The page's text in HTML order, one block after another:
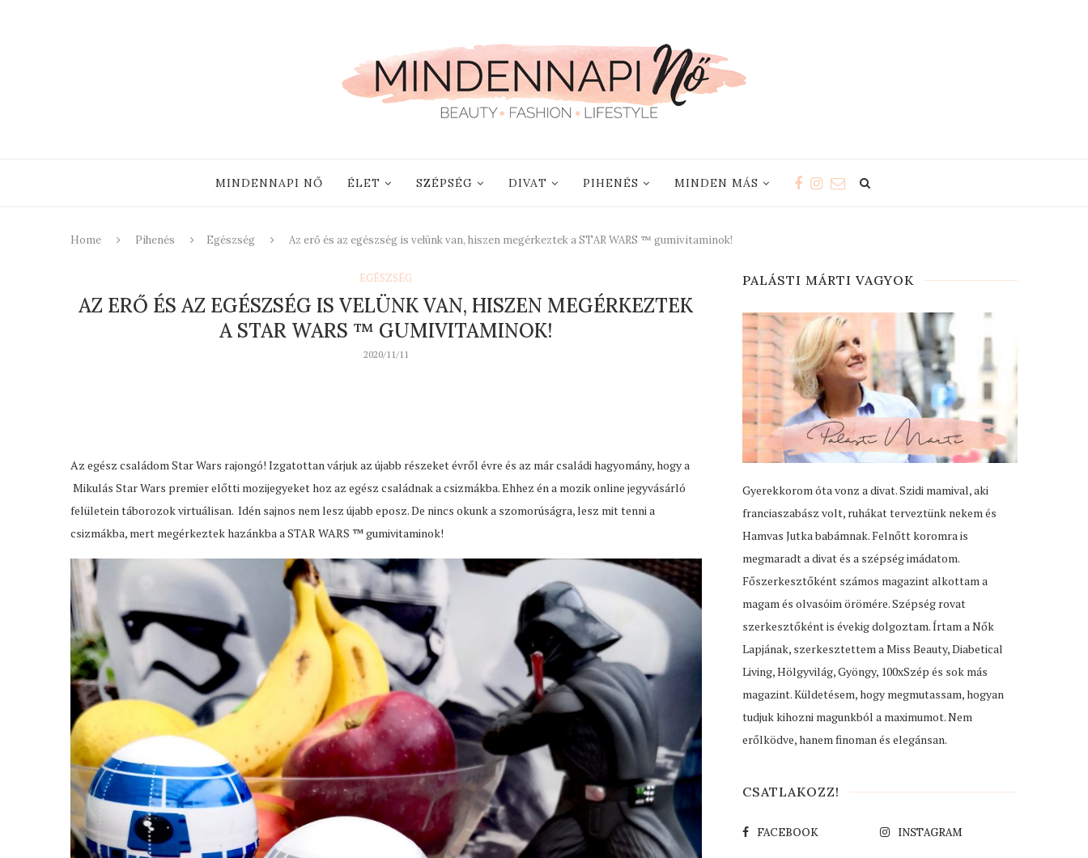
MINDENNAPI NŐ ÉLET SZÉPSÉG DIVAT PIHENÉS MINDEN MÁS
Home Pihenés Egészség Az erő és az egészség is velünk van, hiszen megérkeztek a STAR WARS ™ gumivitaminok!
EGÉSZSÉG
AZ ERŐ ÉS AZ EGÉSZSÉG IS VELÜNK VAN, HISZEN MEGÉRKEZTEK
A STAR WARS ™ GUMIVITAMINOK!
2020/11/11
Az egész családom Star Wars rajongó! Izgatottan várjuk az újabb részeket évről évre és az már családi hagyomány, hogy a
Mikulás Star Wars premier előtti mozijegyeket hoz az egész családnak a csizmákba. Ehhez én a mozik online jegyvásárló
felületein táborozok virtuálisan. Idén sajnos nem lesz újabb eposz. De nincs okunk a szomorúságra, lesz mit tenni a
csizmákba, mert megérkeztek hazánkba a STAR WARS ™ gumivitaminok!
PALÁSTI MÁRTI VAGYOK
Gyerekkorom óta vonz a divat. Szidi mamival, aki
franciaszabász volt, ruhákat terveztünk nekem és
Hamvas Jutka babámnak. Felnőtt koromra is
megmaradt a divat és a szépség imádatom.
Főszerkesztőként számos magazint alkottam a
magam és olvasóim örömére. Szépség rovat
szerkesztőként is évekig dolgoztam. Írtam a Nők
Lapjának, szerkesztettem a Miss Beauty, Diabetical
Living, Hölgyvilág, Gyöngy, 100xSzép és sok más
magazint. Küldetésem, hogy megmutassam, hogyan
tudjuk kihozni magunkból a maximumot. Nem
erőlködve, hanem finoman és elegánsan.
CSATLAKOZZ!
FACEBOOK INSTAGRAM